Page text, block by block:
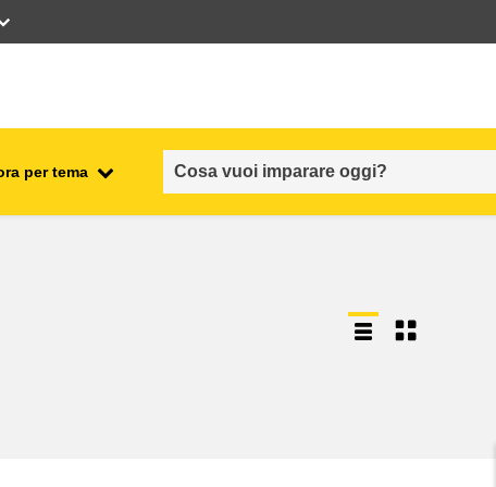
per tema
sicurezza e protezione alimentare